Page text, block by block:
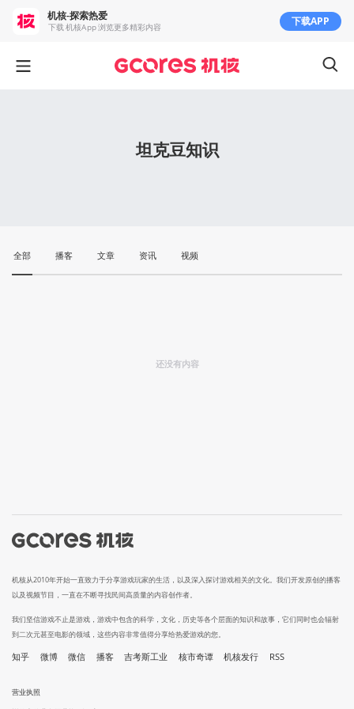
坦克豆知识
全部 播客 文章 资讯 视频
还没有内容
机核从2010年开始一直致力于分享游戏玩家的生活，以及深入探讨游戏相关的文化。我们开发原创的播客
以及视频节目，一直在不断寻找民间高质量的内容创作者。
我们坚信游戏不止是游戏，游戏中包含的科学，文化，历史等各个层面的知识和故事，它们同时也会辐射
到二次元甚至电影的领域，这些内容非常值得分享给热爱游戏的您。
知乎 微博 微信 播客 吉考斯工业 核市奇谭 机核发行 RSS
营业执照
机核-探索热爱
下载 机核App 浏览更多精彩内容 下载APP